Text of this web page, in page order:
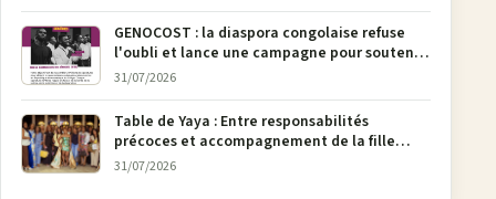
GENOCOST : la diaspora congolaise refuse
l'oubli et lance une campagne pour soutenir
la pétition FONAREV depuis Bruxelles
31/07/2026
Table de Yaya : Entre responsabilités
précoces et accompagnement de la fille
aînée, la diaspora en débat
31/07/2026